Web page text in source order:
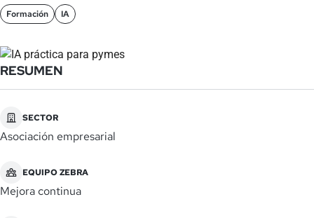
Formación IA
RESUMEN
SECTOR
Asociación empresarial
EQUIPO ZEBRA
Mejora continua